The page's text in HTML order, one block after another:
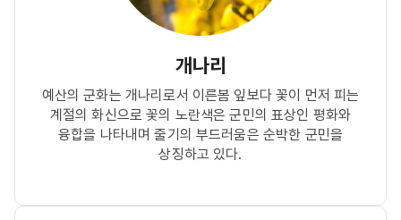
개나리
예산의 군화는 개나리로서 이른봄 잎보다 꽃이 먼저 피는
계절의 화신으로 꽃의 노란색은 군민의 표상인 평화와
융합을 나타내며 줄기의 부드러움은 순박한 군민을
상징하고 있다.